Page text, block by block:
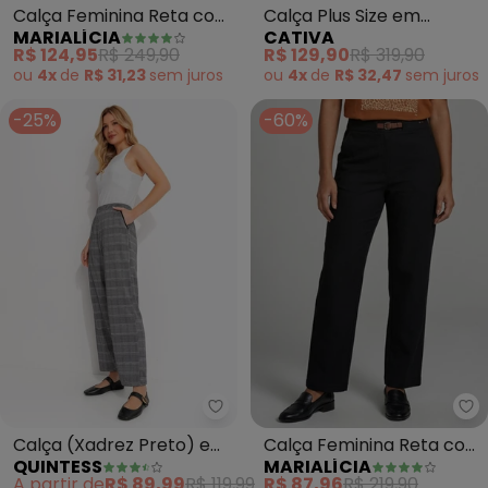
Calça Feminina Reta com
Recortes (Preto)
MARIALÍCIA
R$ 124,95R$ 249,90
ou 4x de R$ 31,23 sem juros
Calça Plus Size em
Viscose (Preto)
CATIVA
R$ 129,90R$ 319,90
ou 4x de R$ 32,47 sem juros
-25%
Quintess - Calça (Xadrez
Calça (Xadrez Preto) em
Malha Estruturada
QUINTESS
-60%
Calça Feminina Reta com
Fivela (Preto)
MARIALÍCIA